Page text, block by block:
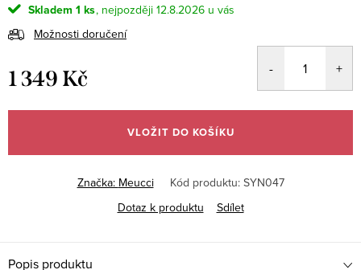
Skladem 1 ks
12.8.2026
Možnosti doručení
1 349 Kč
cena:
VLOŽIT DO KOŠÍKU
Značka: Meucci Kód produktu: SYN047
Dotaz k produktu
Sdílet
Popis produktu